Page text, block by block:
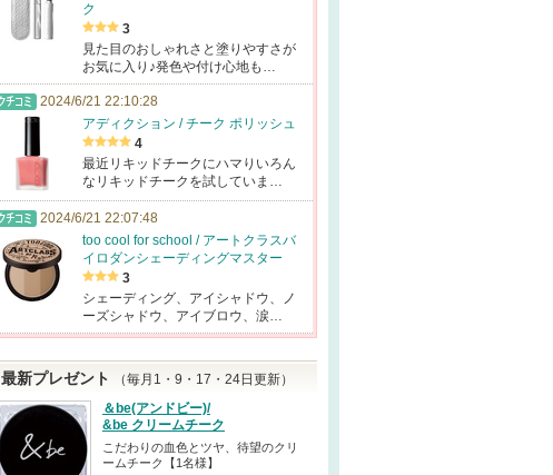
ク
3
見た目のおしゃれさと塗りやすさが
お気に入り♪発色や付け心地も…
2024/6/21 22:10:28
アディクション / チーク ポリッシュ
4
最近リキッドチークにハマりいろん
なリキッドチークを試していま…
2024/6/21 22:07:48
too cool for school / アートクラスバ
イロダンシェーディングマスター
3
シェーディング、アイシャドウ、ノ
ーズシャドウ、アイブロウ、涙…
最新プレゼント
（毎月1・9・17・24日更新）
＆be(アンドビー)/
&be クリームチーク
こだわりの血色とツヤ、待望のクリ
ームチーク【1名様】